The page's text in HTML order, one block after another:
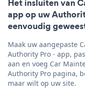
Het insluiten van
app op uw
eenvoudig
Maak uw aangepaste
Authority Pro - app,
aan en voeg Car
Authority Pro pagina,
maar wilt op uw site.